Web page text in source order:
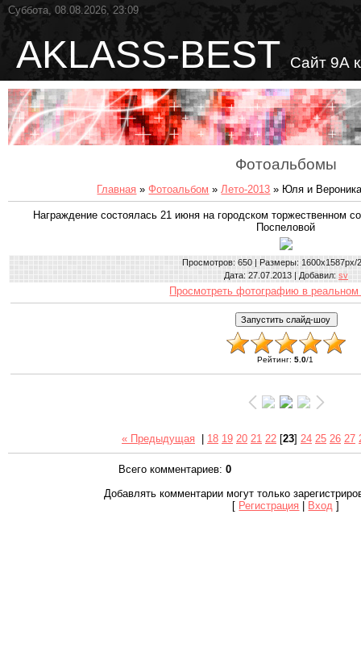
Суббота, 08.08.2026, 23:09
AKLASS-BEST Сайт 9А
Фотоальбомы
Главная »Фотоальбом »Лето-2013 » Юля и
Награждение состоялась 21 июня на городском торжественном
Поспеловой
Просмотров: 650 | Размеры: 1600x1587px/
Дата: 27.07.2013 | Добавил: sv
Просмотреть фотографию в реальном
Рейтинг:5.0/1
« Предыдущая 18 19 20 21 22 [23] 24 25 26 27
Всего комментариев: 0
Добавлять комментарии могут только
[ Регистрация | Вход ]